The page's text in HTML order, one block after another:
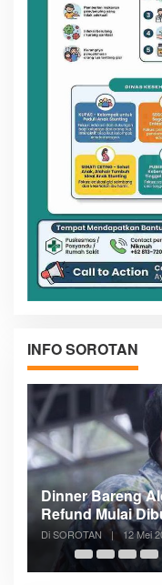
INFO SOROTAN
Meranti
Bupati
Di SOROTAN | 6